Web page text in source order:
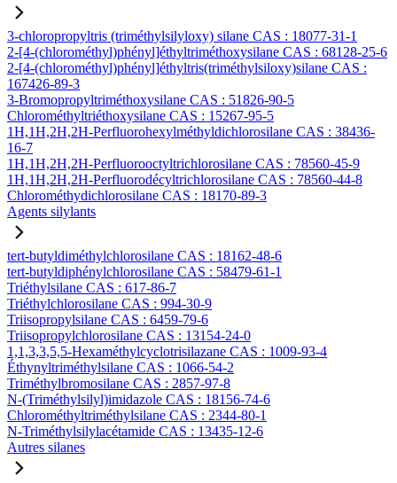
3-chloropropyltris (triméthylsilyloxy) silane CAS : 18077-31-1
2-[4-(chlorométhyl)phényl]éthyltriméthoxysilane CAS : 68128-25-6
2-[4-(chlorométhyl)phényl]éthyltris(triméthylsiloxy)silane CAS :
167426-89-3
3-Bromopropyltriméthoxysilane CAS : 51826-90-5
Chlorométhyltriéthoxysilane CAS : 15267-95-5
1H,1H,2H,2H-Perfluorohexylméthyldichlorosilane CAS : 38436-
16-7
1H,1H,2H,2H-Perfluorooctyltrichlorosilane CAS : 78560-45-9
1H,1H,2H,2H-Perfluorodécyltrichlorosilane CAS : 78560-44-8
Chlorométhydichlorosilane CAS : 18170-89-3
Agents silylants
tert-butyldiméthylchlorosilane CAS : 18162-48-6
tert-butyldiphénylchlorosilane CAS : 58479-61-1
Triéthylsilane CAS : 617-86-7
Triéthylchlorosilane CAS : 994-30-9
Triisopropylsilane CAS : 6459-79-6
Triisopropylchlorosilane CAS : 13154-24-0
1,1,3,3,5,5-Hexaméthylcyclotrisilazane CAS : 1009-93-4
Éthynyltriméthylsilane CAS : 1066-54-2
Triméthylbromosilane CAS : 2857-97-8
N-(Triméthylsilyl)imidazole CAS : 18156-74-6
Chlorométhyltriméthylsilane CAS : 2344-80-1
N-Triméthylsilylacétamide CAS : 13435-12-6
Autres silanes